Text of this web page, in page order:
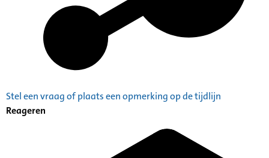
Stel een vraag of plaats een opmerking op de tijdlijn
Reageren